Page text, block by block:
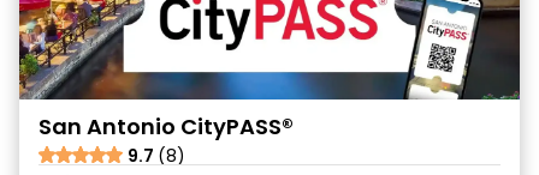
San Antonio CityPASS®
9.7 (8)